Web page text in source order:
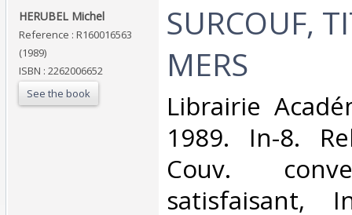
‎HERUBEL Michel‎
Reference : R160016563
(1989)
ISBN : 2262006652
See the book
‎SURCOUF,
MERS‎
‎Librairie
1989. In-8.
Couv.
satisfaisant,